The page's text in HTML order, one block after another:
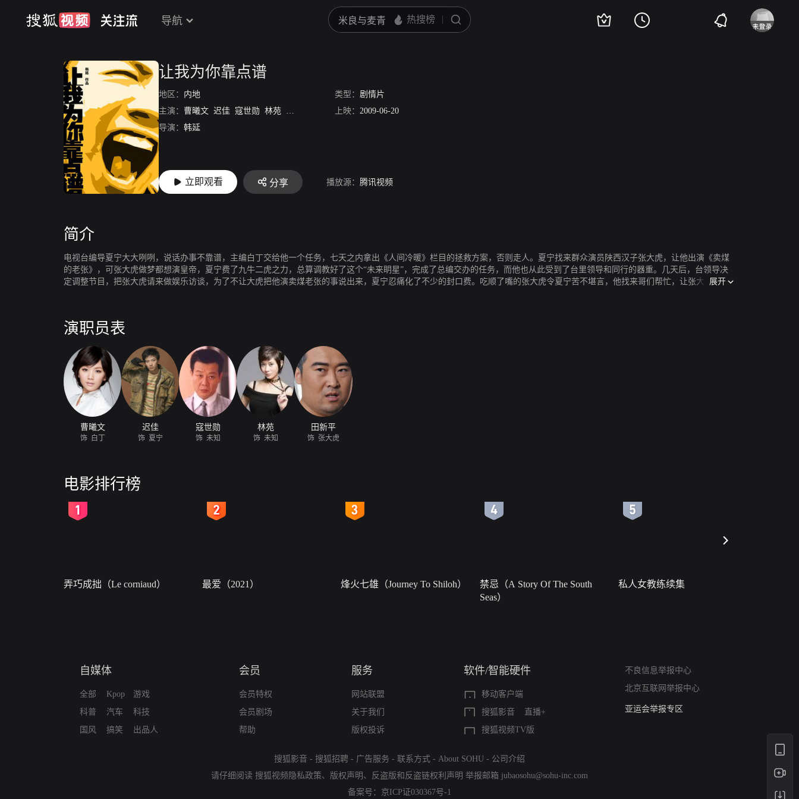
导航
让我为你靠点谱
地区： 内地 类型： 剧情片
主演： 曹曦文 迟佳 寇世勋 林苑 田新平 上映： 2009-06-20
导演： 韩延
立即观看 分享 播放源： 腾讯视频
简介
电视台编导夏宁大大咧咧，说话办事不靠谱，主编白丁交给他一个任务，七天之内拿出《人间冷暖》栏目的拯救方案，否则走人。夏宁找来群众演员陕西汉子张大虎，让他出演《卖煤
的老张》，可张大虎做梦都想演皇帝，夏宁费了九牛二虎之力，总算调教好了这个“未来眀星”，完成了总编交办的任务，而他也从此受到了台里领导和同行的器重。几天后，台领导决
定调整节目，把张大虎请来做娱乐访谈，为了不让大虎把他演卖煤老张的事说出来，夏宁忍痛化了不少的封口费。吃顺了嘴的张大虎令夏宁苦不堪言，他找来哥们帮忙，让张大虎终于
展开
演职员表
曹曦文
饰 白丁
迟佳
饰 夏宁
寇世勋
饰 未知
林苑
饰 未知
田新平
饰 张大虎
电影排行榜
弄巧成拙（Le corniaud） 最爱（2021） 烽火七雄（Journey To Shiloh）
禁忌（A Story Of The South
Seas）
私人女教练续集
自媒体
全部
科普
国风
Kpop
汽车
搞笑
游戏
科技
出品人
会员
会员特权
会员剧场
帮助
服务
网站联盟
关于我们
版权投诉
软件/智能硬件
移动客户端
搜狐影音
直播+
搜狐视频TV版
不良信息举报中心
北京互联网举报中心
算法推荐专项举报
亚运会举报专区
搜狐影音 - 搜狐招聘 - 广告服务 - 联系方式 - About SOHU - 公司介绍
请仔细阅读 搜狐视频隐私政策、 版权声明 、 反盗版和反盗链权利声明 举报邮箱 jubaosohu@sohu-inc.com
备案号： 京ICP证030367号-1